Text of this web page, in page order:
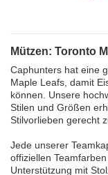
Mützen: Toronto
Caphunters hat eine
Maple Leafs, damit
können. Unsere
Stilen und Größen
Stilvorlieben gerecht
Jede unserer
offiziellen
Unterstützung mit